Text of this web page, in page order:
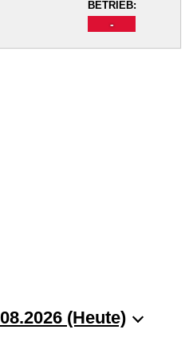
BETRIEB:
-
(Heute)